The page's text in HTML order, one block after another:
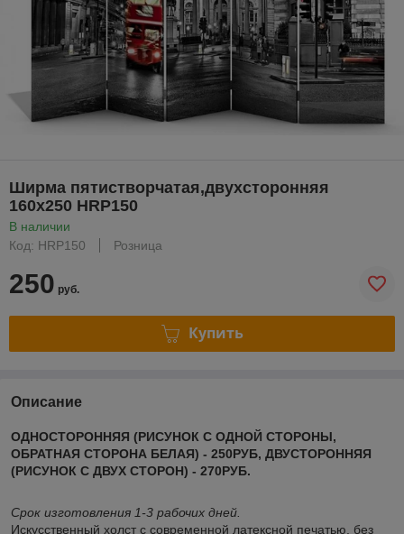
Ширма пятистворчатая,двухсторонняя
160х250 HRP150
В наличии
Код: HRP150
Розница
250 руб.
Купить
Описание
ОДНОСТОРОННЯЯ (РИСУНОК С ОДНОЙ СТОРОНЫ,
ОБРАТНАЯ СТОРОНА БЕЛАЯ) - 250РУБ, ДВУСТОРОННЯЯ
(РИСУНОК С ДВУХ СТОРОН) - 270РУБ.
Срок изготовления 1-3 рабочих дней.
Искусственный холст с современной латексной печатью, без